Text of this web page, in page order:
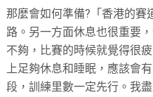
那麼會如何準備?「香港的賽
路。另一方面休息也很重要
不夠，比賽的時候就覺得很
上足夠休息和睡眠，應該會
段，訓練里數一定先行。我